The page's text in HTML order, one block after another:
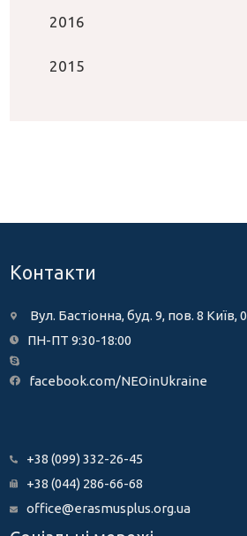
2016
2015
Контакти
Вул. Бастіонна, буд. 9, пов. 8 Київ,
ПН-ПТ 9:30-18:00
facebook.com/NEOinUkraine
+38 (099) 332-26-45
+38 (044) 286-66-68
office@erasmusplus.org.ua